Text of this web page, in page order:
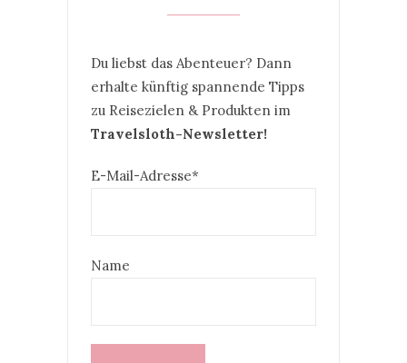
Du liebst das Abenteuer? Dann
erhalte künftig spannende Tipps
zu Reisezielen & Produkten im
Travelsloth-Newsletter!
E-Mail-Adresse*
Name